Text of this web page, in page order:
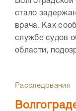
стало
врача. Как
службе судов
области,
Расследования